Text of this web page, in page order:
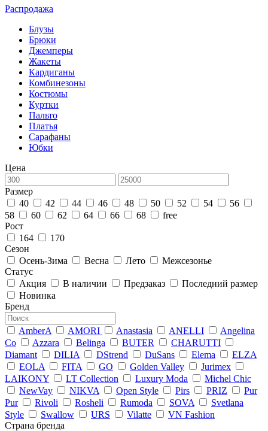
Распродажа
Блузы
Брюки
Джемперы
Жакеты
Кардиганы
Комбинезоны
Костюмы
Куртки
Пальто
Платья
Сарафаны
Юбки
Цена
Размер
40
42 44 46 48 50 52 54
56
58
60 62 64 66 68
free
Рост
164
170
Сезон
Осень-Зима
Весна Лето
Межсезонье
Статус
Акция
В наличии Предзаказ
Последний размер
Новинка
Бренд
AmberA AMORI Anastasia ANELLI
Angelina
Co
Azzara Belinga BUTER
CHARUTTI
Diamant
DILIA DStrend DuSans Elema
ELZA
EOLA
FITA GO Golden Valley
Jurimex
LAIKONY
LT Collection Luxury Moda
Michel Chic
NewVay
NIKVA Open Style Pirs PRIZ
Pur
Pur
Rivoli Rosheli Rumoda SOVA
Svetlana
Style
Swallow URS Vilatte
VN Fashion
Страна бренда